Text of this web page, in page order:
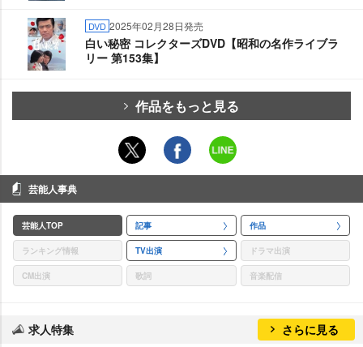
DVD 2025年02月28日発売
白い秘密 コレクターズDVD【昭和の名作ライブラ
リー 第153集】
作品をもっと見る
芸能人事典
芸能人TOP 記事 作品
ランキング情報 TV出演 ドラマ出演
CM出演 歌詞 音楽配信
求人特集 さらに見る